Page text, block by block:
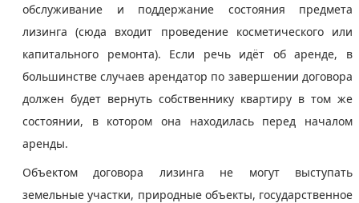
обслуживание и поддержание состояния предмета
лизинга (сюда входит проведение косметического или
капитального ремонта). Если речь идёт об аренде, в
большинстве случаев арендатор по завершении договора
должен будет вернуть собственнику квартиру в том же
состоянии, в котором она находилась перед началом
аренды.
Объектом договора лизинга не могут выступать
земельные участки, природные объекты, государственное